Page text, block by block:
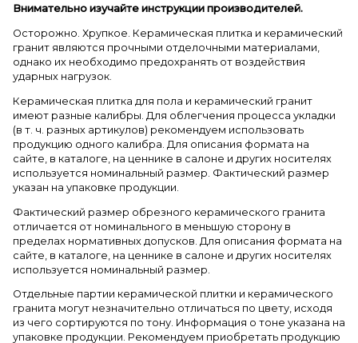
Внимательно изучайте инструкции производителей.
Осторожно. Хрупкое. Керамическая плитка и керамический
гранит являются прочными отделочными материалами,
однако их необходимо предохранять от воздействия
ударных нагрузок.
Керамическая плитка для пола и керамический гранит
имеют разные калибры. Для облегчения процесса укладки
(в т. ч. разных артикулов) рекомендуем использовать
продукцию одного калибра. Для описания формата на
сайте, в каталоге, на ценнике в салоне и других носителях
используется номинальный размер. Фактический размер
указан на упаковке продукции.
Фактический размер обрезного керамического гранита
отличается от номинального в меньшую сторону в
пределах нормативных допусков. Для описания формата на
сайте, в каталоге, на ценнике в салоне и других носителях
используется номинальный размер.
Отдельные партии керамической плитки и керамического
гранита могут незначительно отличаться по цвету, исходя
из чего сортируются по тону. Информация о тоне указана на
упаковке продукции. Рекомендуем приобретать продукцию